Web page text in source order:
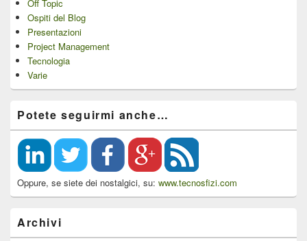
Off Topic
Ospiti del Blog
Presentazioni
Project Management
Tecnologia
Varie
Potete seguirmi anche…
Oppure, se siete dei nostalgici, su: www.tecnosfizi.com
Archivi